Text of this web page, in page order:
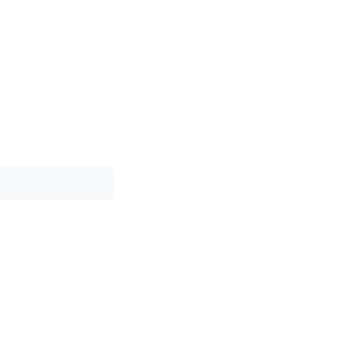
我々の目に見え
、活発に研究が